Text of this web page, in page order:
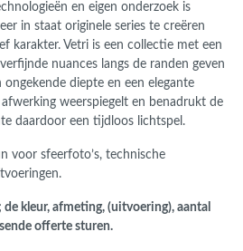
en eigen onderzoek is
in staat originele series te creëren
karakter. Vetri is een collectie met een
nuances langs de randen geven
ongekende diepte en een elegante
weerspiegelt en benadrukt de
daardoor een tijdloos lichtspel.
voor sfeerfoto’s, technische
kleur, afmeting, (uitvoering), aantal
offerte sturen.